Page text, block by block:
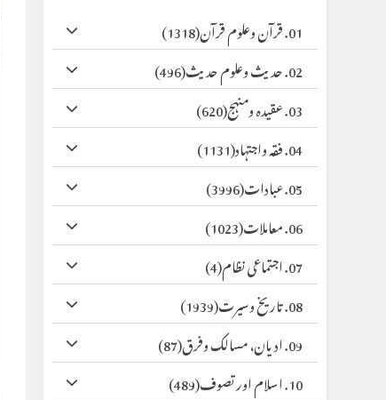
01. قرآن وعلوم قرآن
(1318)
02. حدیث وعلوم حدیث
(496)
03. عقیدہ ومنہج
(620)
04. فقہ واجتہاد
(1131)
05. عبادات
(3996)
06. معاملات
(1023)
07. اجتماعی نظام
(4)
08. تاریخ وسیرت
(1939)
09. ادیان، مسالک وفرق
(87)
10. اسلام اور تصوف
(489)